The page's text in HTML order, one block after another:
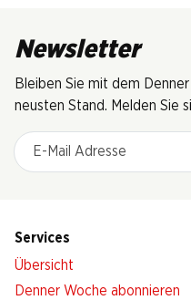
Newsletter
Bleiben Sie mit dem
neusten Stand. Melden Sie
E-Mail Adresse
Services
Übersicht
Denner Woche abonnieren